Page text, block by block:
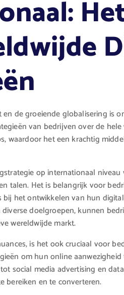
de groeiende globalisering is
van bedrijven over de
waardoor het een krachtig
op internationaal
talen. Het is belangrijk voor
het ontwikkelen van hun
doelgroepen, kunnen
wereldwijde markt.
is het ook cruciaal voor
om hun online
social media advertising en
bereiken en te converteren.